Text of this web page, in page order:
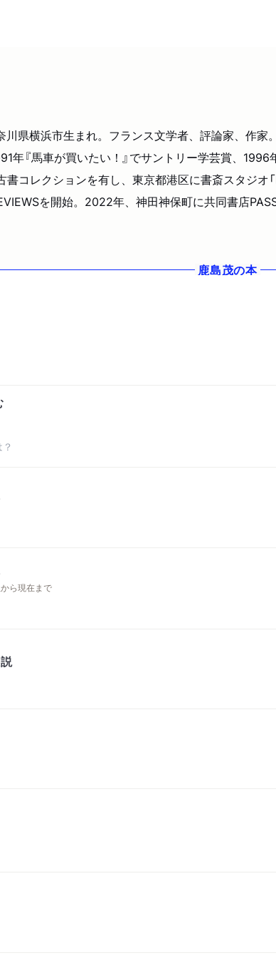
川県横浜市生まれ。フランス文学者、評論家、作
年『馬車が買いたい！』でサントリー学芸賞、
コレクションを有し、東京都港区に書斎スタジオ
を開始。2022年、神田神保町に共同書店
鹿島茂の本
ら現在まで